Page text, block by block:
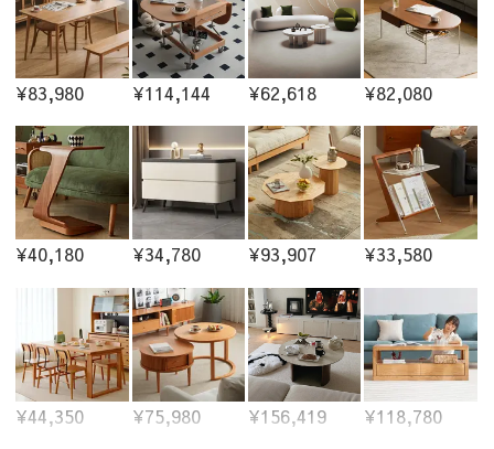
¥83,980 ¥114,144 ¥62,618 ¥82,080
¥40,180 ¥34,780 ¥93,907 ¥33,580
¥44,350 ¥75,980 ¥156,419
¥118,780